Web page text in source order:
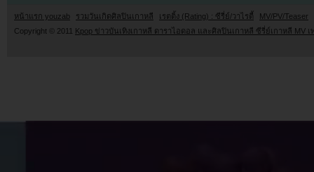
หน้าแรก youzab รวมวันเกิดศิลปินเกาหลี เรตติ้ง (Rating) : ซีรี่ย์/วาไรตี้
MV/PV/Teaser
Copyright © 2011 Kpop ข่าวบันเทิงเกาหลี ดาราไอดอล และศิลปินเกาหลี ซีรี่ย์เกาหลี MV